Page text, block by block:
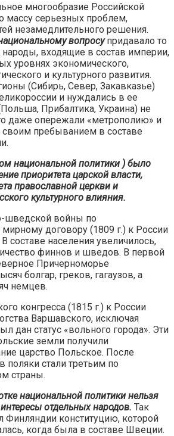
многообразие Российской
массу серьезных проблем,
незамедлительного решения.
вопросу придавало то
народы, входящие в состав империи,
уровнях экономического,
и культурного развития.
(Сибирь, Север, Закавказье)
и нуждались в ее
Прибалтика, Украина) не
даже опережали «метрополию» и
своим пребыванием в составе
национальной политики ) было
приоритета царской власти,
православной церкви и
культурного влияния.
шведской войны по
договору (1809 г.) к России
составе населения увеличилось,
финнов и шведов. В первой
Причерноморье
болгар, греков, гагаузов, а
немцев.
конгресса (1815 г.) к России
Варшавского, исключая
дан статус «вольного города». Эти
земли получили
царство Польское. После
поляки стали третьим по
страны.
национальной политики нельзя
отдельных народов. Так
Финляндии конституцию, которой
когда была в составе Швеции.